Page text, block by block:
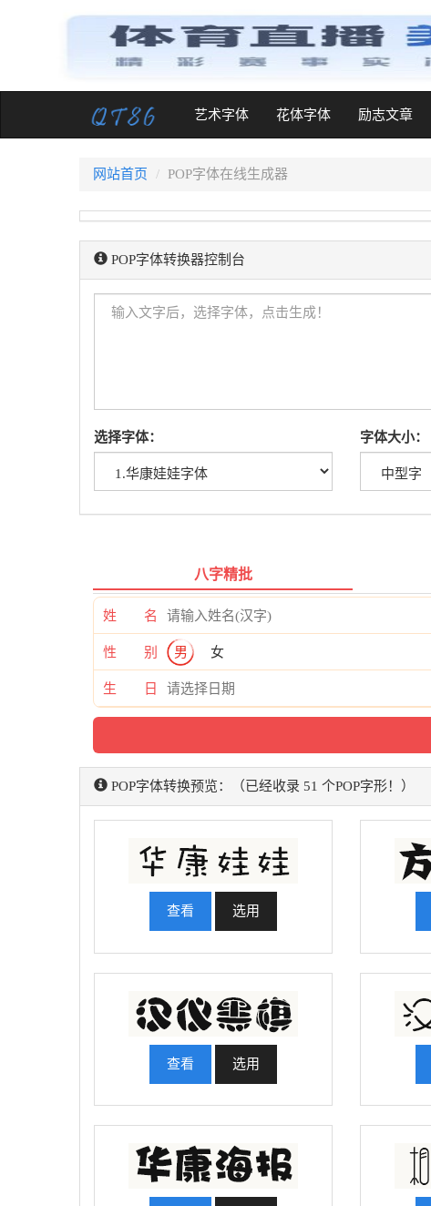
艺术字体(current)花体字体 励志文章
网站首页 POP字体在线生成器
POP字体转换器控制台
选择字体： 字体大小：
八字精批
姓 名
性 别 男 女
生 日
POP字体转换预览：（已经收录 51 个POP字形！）
查看 选用
查看 选用